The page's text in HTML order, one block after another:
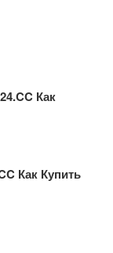
Как
Как Купить